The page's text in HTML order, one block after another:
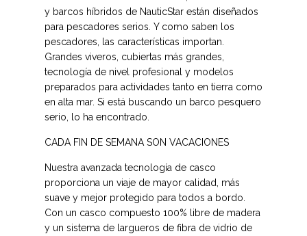
y barcos híbridos de NauticStar están diseñados
para pescadores serios. Y como saben los
pescadores, las características importan.
Grandes viveros, cubiertas más grandes,
tecnología de nivel profesional y modelos
preparados para actividades tanto en tierra como
en alta mar. Si está buscando un barco pesquero
serio, lo ha encontrado.
CADA FIN DE SEMANA SON VACACIONES
Nuestra avanzada tecnología de casco
proporciona un viaje de mayor calidad, más
suave y mejor protegido para todos a bordo.
Con un casco compuesto 100% libre de madera
y un sistema de largueros de fibra de vidrio de